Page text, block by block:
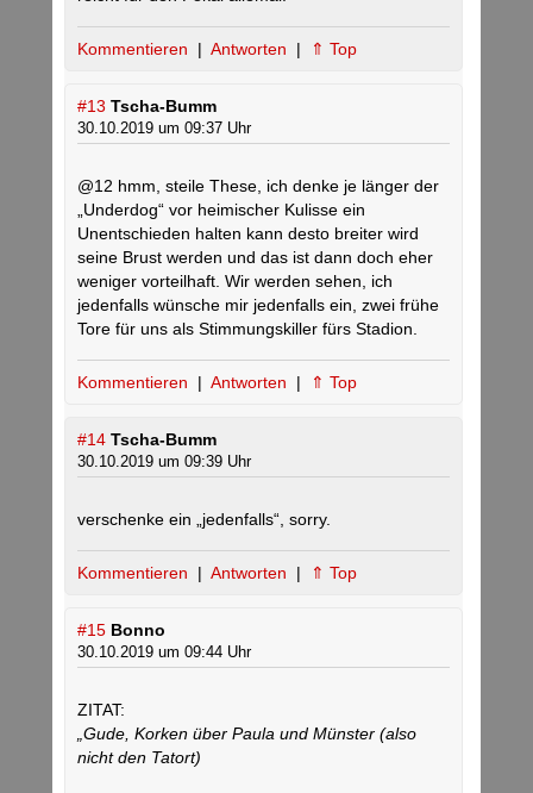
Kommentieren | Antworten | ⇑ Top
#13 Tscha-Bumm
30.10.2019 um 09:37 Uhr
@12 hmm, steile These, ich denke je länger der
„Underdog“ vor heimischer Kulisse ein
Unentschieden halten kann desto breiter wird
seine Brust werden und das ist dann doch eher
weniger vorteilhaft. Wir werden sehen, ich
jedenfalls wünsche mir jedenfalls ein, zwei frühe
Tore für uns als Stimmungskiller fürs Stadion.
Kommentieren | Antworten | ⇑ Top
#14 Tscha-Bumm
30.10.2019 um 09:39 Uhr
verschenke ein „jedenfalls“, sorry.
Kommentieren | Antworten | ⇑ Top
#15 Bonno
30.10.2019 um 09:44 Uhr
ZITAT:
„Gude, Korken über Paula und Münster (also
nicht den Tatort)